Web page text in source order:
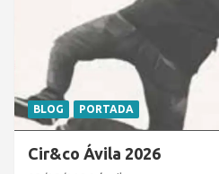
BLOG PORTADA
Cir&co Ávila 2026